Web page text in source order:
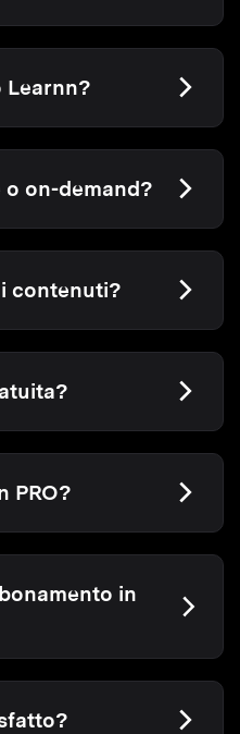
Learnn?
on-demand?
contenuti?
PRO?
in